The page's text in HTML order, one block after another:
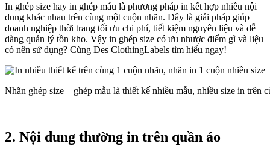
In ghép size hay in ghép mẫu là phương pháp in kết hợp nhiều nội
dung khác nhau trên cùng một cuộn nhãn. Đây là giải pháp giúp
doanh nghiệp thời trang tối ưu chi phí, tiết kiệm nguyên liệu và dễ
dàng quản lý tồn kho. Vậy in ghép size có ưu nhược điểm gì và liệu
có nên sử dụng? Cùng Des ClothingLabels tìm hiểu ngay!
Nhãn ghép size – ghép mẫu là thiết kế nhiều mẫu, nhiều size in trên
2. Nội dung thường in trên quần áo